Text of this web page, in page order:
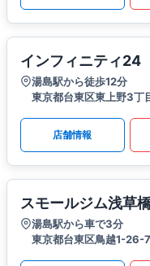
インフィニティ24
湯島駅から徒歩12分
東京都台東区東上野3
店舗情報
スモールジム浅草
湯島駅から車で3分
東京都台東区鳥越1-26-